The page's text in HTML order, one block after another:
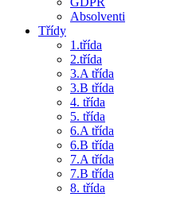
Absolventi
Třídy
1.třída
2.třída
3.A třída
3.B třída
4. třída
5. třída
6.A třída
6.B třída
7.A třída
7.B třída
8. třída